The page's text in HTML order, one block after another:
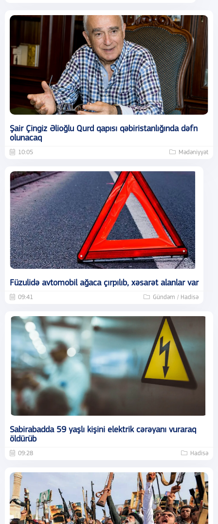
Şair Çingiz Əlioğlu Qurd qapısı qəbiristanlığında dəfn
olunacaq
10:05 Mədəniyyət
Füzulidə avtomobil ağaca çırpılıb, xəsarət alanlar var
09:41 Gündəm / Hadisə
Sabirabadda 59 yaşlı kişini elektrik cərəyanı vuraraq
öldürüb
09:28 Hadisə